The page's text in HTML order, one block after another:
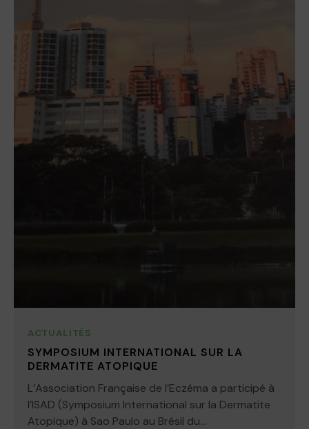
ACTUALITÉS
SYMPOSIUM INTERNATIONAL SUR LA
DERMATITE ATOPIQUE
L’Association Française de l’Eczéma a participé à
l’ISAD (Symposium International sur la Dermatite
Atopique) à Sao Paulo au Brésil du...